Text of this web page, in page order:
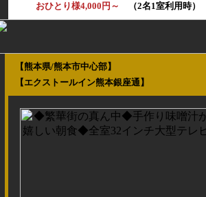
おひとり様4,000円～
（2名1室利用時）
【熊本県/熊本市中心部】
【エクストールイン熊本銀座通】